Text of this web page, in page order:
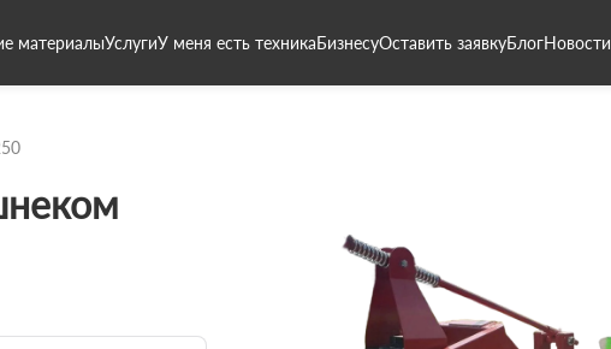
материалыУслугиУ меня есть техникаБизнесуОставить заявкуБлогНовости